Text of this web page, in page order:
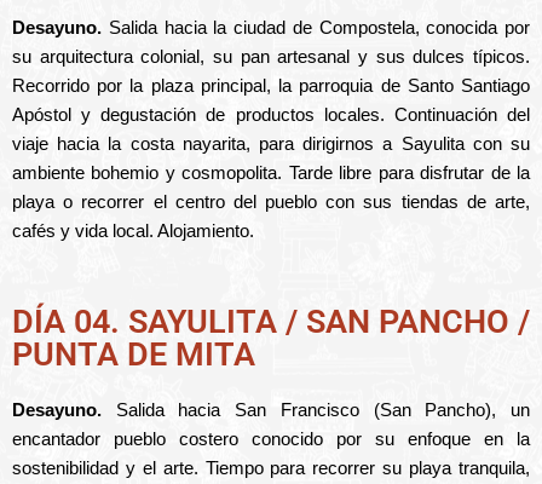
Desayuno. Salida hacia la ciudad de Compostela, conocida por
su arquitectura colonial, su pan artesanal y sus dulces típicos.
Recorrido por la plaza principal, la parroquia de Santo Santiago
Apóstol y degustación de productos locales. Continuación del
viaje hacia la costa nayarita, para dirigirnos a Sayulita con su
ambiente bohemio y cosmopolita. Tarde libre para disfrutar de la
playa o recorrer el centro del pueblo con sus tiendas de arte,
cafés y vida local. Alojamiento.
DÍA 04. SAYULITA / SAN PANCHO /
PUNTA DE MITA
Desayuno. Salida hacia San Francisco (San Pancho), un
encantador pueblo costero conocido por su enfoque en la
sostenibilidad y el arte. Tiempo para recorrer su playa tranquila,